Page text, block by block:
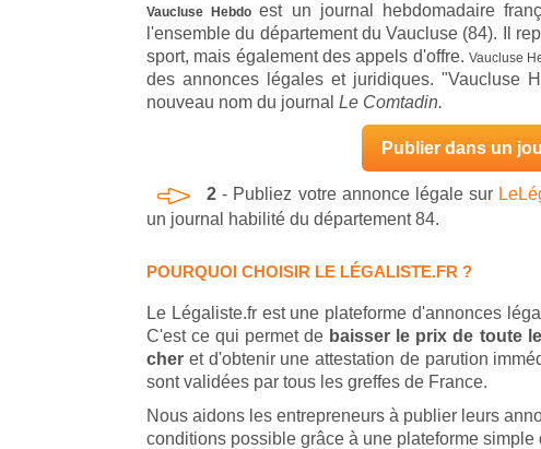
Vaucluse Hebdoest un journal hebdomadaire
l'ensemble du département du Vaucluse (84). Il
sport, mais également des appels d'offre. Vaucluse
des annonces légales et juridiques. "Vaucluse
nouveau nom du journal Le Comtadin.
Publier dans un
2 - Publiez votre annonce légale sur
un journal habilité du département 84.
POURQUOI CHOISIR LE LÉGALISTE.FR ?
Le Légaliste.fr est une plateforme d'annonces
C'est ce qui permet de baisser le prix de toute
cher et d'obtenir une attestation de parution
sont validées par tous les greffes de France.
Nous aidons les entrepreneurs à publier leurs
conditions possible grâce à une plateforme